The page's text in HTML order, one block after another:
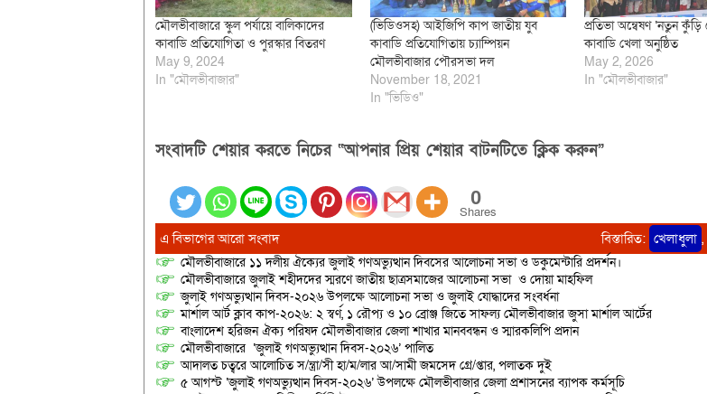
মৌলভীবাজারে স্কুল পর্যায়ে বালিকাদের
কাবাডি প্রতিযোগিতা ও পুরস্কার বিতরণ
May 9, 2024
In "মৌলভীবাজার"
(ভিডিওসহ) আইজিপি কাপ জাতীয় যুব
কাবাডি প্রতিযোগিতায় চ্যাম্পিয়ন
মৌলভীবাজার পৌরসভা দল
November 18, 2021
In "ভিডিও"
প্রতিভা অন্বেষণ ‘নতুন
কাবাডি খেলা অনুষ্ঠিত
May 2, 2026
In "মৌলভীবাজার"
সংবাদটি শেয়ার করতে নিচের “আপনার প্রিয় শেয়ার বাটনটিতে ক্লিক করুন”
0
Shares
এ বিভাগের আরো সংবাদ বিস্তারিত: খেলাধুলা ,
মৌলভীবাজারে ১১ দলীয় ঐক্যের জুলাই গণঅভ্যুত্থান দিবসের আলোচনা সভা ও ডকুমেন্টারি প্রদর্শন।
মৌলভীবাজারে জুলাই শহীদদের স্মরণে জাতীয় ছাত্রসমাজের আলোচনা সভা ও দোয়া মাহফিল
জুলাই গণঅভ্যুত্থান দিবস-২০২৬ উপলক্ষে আলোচনা সভা ও জুলাই যোদ্ধাদের সংবর্ধনা
মার্শাল আর্ট ক্লাব কাপ-২০২৬: ২ স্বর্ণ, ১ রৌপ্য ও ১০ ব্রোঞ্জ জিতে সাফল্য মৌলভীবাজার জুসা মার্শাল আর্টের
বাংলাদেশ হরিজন ঐক্য পরিষদ মৌলভীবাজার জেলা শাখার মানববন্ধন ও স্মারকলিপি প্রদান
মৌলভীবাজারে ‘জুলাই গণঅভ্যুত্থান দিবস-২০২৬’ পালিত
আদালত চত্বরে আলোচিত স/ন্ত্রা/সী হা/ম/লার আ/সামী জমসেদ গ্রে/প্তার, পলাতক দুই
৫ আগস্ট ‘জুলাই গণঅভ্যুত্থান দিবস-২০২৬’ উপলক্ষে মৌলভীবাজার জেলা প্রশাসনের ব্যাপক কর্মসূচি